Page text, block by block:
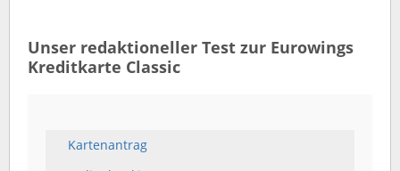
Unser redaktioneller Test zur Eurowings
Kreditkarte Classic
Kartenantrag